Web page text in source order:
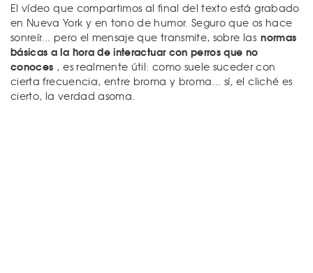
El vídeo que compartimos al final del texto está grabado
en Nueva York y en tono de humor. Seguro que os hace
sonreír... pero el mensaje que transmite, sobre las normas
básicas a la hora de interactuar con perros que no
conoces , es realmente útil: como suele suceder con
cierta frecuencia, entre broma y broma... sí, el cliché es
cierto, la verdad asoma.